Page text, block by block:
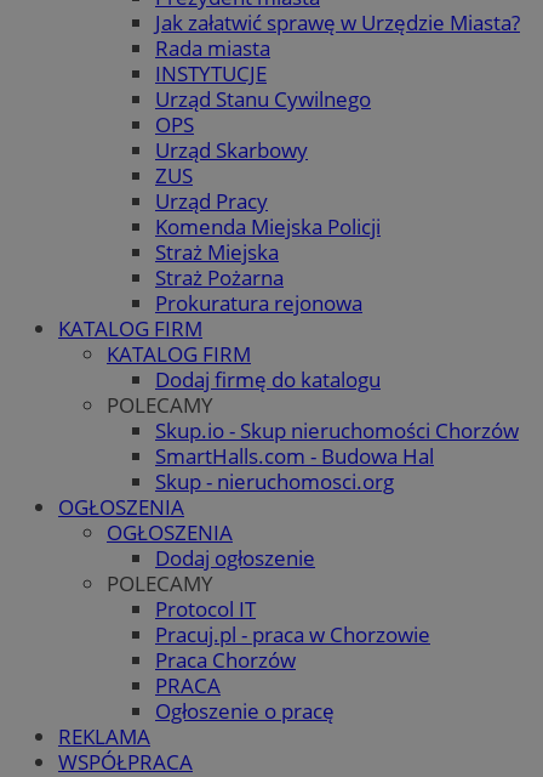
Jak załatwić sprawę w Urzędzie Miasta?
Rada miasta
INSTYTUCJE
Urząd Stanu Cywilnego
OPS
Urząd Skarbowy
ZUS
Urząd Pracy
Komenda Miejska Policji
Straż Miejska
Straż Pożarna
Prokuratura rejonowa
KATALOG FIRM
KATALOG FIRM
Dodaj firmę do katalogu
POLECAMY
Skup.io - Skup nieruchomości Chorzów
SmartHalls.com - Budowa Hal
Skup - nieruchomosci.org
OGŁOSZENIA
OGŁOSZENIA
Dodaj ogłoszenie
POLECAMY
Protocol IT
Pracuj.pl - praca w Chorzowie
Praca Chorzów
PRACA
Ogłoszenie o pracę
REKLAMA
WSPÓŁPRACA